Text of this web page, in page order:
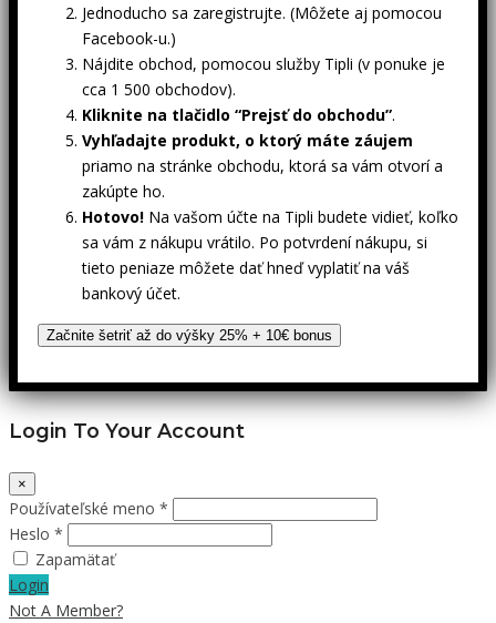
Jednoducho sa zaregistrujte. (Môžete aj pomocou
Facebook-u.)
Nájdite obchod, pomocou služby Tipli (v ponuke je
cca 1 500 obchodov).
Kliknite na tlačidlo “Prejsť do obchodu”.
Vyhľadajte produkt, o ktorý máte záujem
priamo na stránke obchodu, ktorá sa vám otvorí a
zakúpte ho.
Hotovo! Na vašom účte na Tipli budete vidieť, koľko
sa vám z nákupu vrátilo. Po potvrdení nákupu, si
tieto peniaze môžete dať hneď vyplatiť na váš
bankový účet.
Začnite šetriť až do výšky 25% + 10€ bonus
Login To Your Account
×
Používateľské meno *
Heslo *
Zapamätať
Login
Not A Member?